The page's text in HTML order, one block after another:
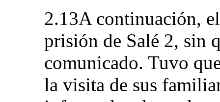
2.13A continuación,
prisión de Salé 2, sin
comunicado. Tuvo
la visita de sus